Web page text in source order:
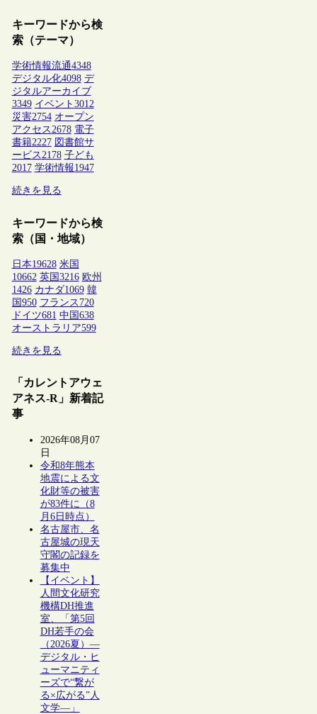
キーワードから検
索（テーマ）
学術情報流通4348
デジタル化4098 デ
ジタルアーカイブ
3349 イベント 3012
災害2754 オープン
アクセス2678 電子
書籍2227 図書館サ
ービス2178 子ども
2017 学術情報1947
続きを見る
キーワードから検
索（国・地域）
日本19628 米国
10662 英国 3216 欧州
1426 カナダ1069 韓
国 950 フランス 720
ドイツ681 中国 638
オーストラリア599
続きを見る
「カレントアウェ
アネス-R」新着記
事
2026年08月07
日
令和8年熊本
地震による文
化財等の被害
が83件に（8
月6日時点）
名古屋市、名
古屋城の現天
守閣の記録を
募集中
【イベント】
人間文化研究
機構DH推進
室、「第5回
DH若手の会
（2026夏）―
デジタル・ヒ
ューマニティ
ーズで“繋が
る×広がる”人
文学―」